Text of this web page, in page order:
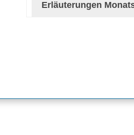
Erläuterungen
Analysetabellen mit